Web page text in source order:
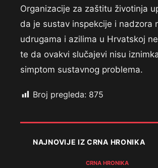
Organizacije za zaštitu životinja
da je sustav inspekcije i nadzora
udrugama i azilima u Hrvatskoj
te da ovakvi slučajevi nisu
simptom sustavnog problema.
Broj pregleda: 875
NAJNOVIJE IZ CRNA HRONIKA
CRNA HRONIKA